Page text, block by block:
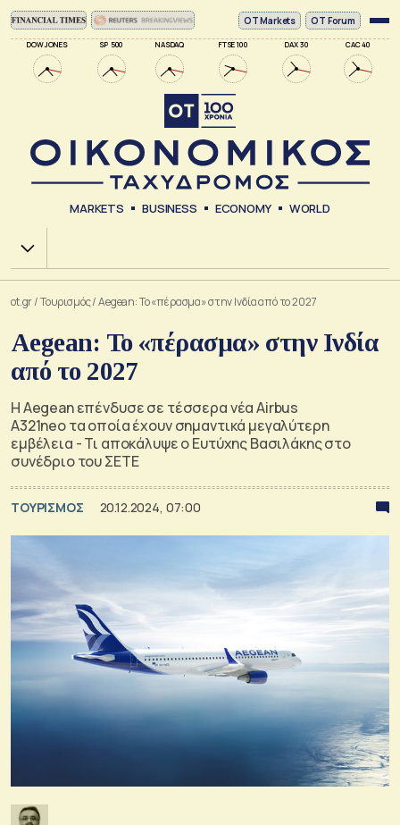
DOW JONES SP 500 NASDAQ FTSE 100 DAX 30 CAC 40
ΟΤ Markets OT Forum
MARKETS BUSINESS ECONOMY WORLD
Χ.Α.
ot.gr/Τουρισμός/Aegean: Το «πέρασμα» στην Ινδία από το 2027
Aegean: Το «πέρασμα» στην Ινδία
από το 2027
H Aegean επένδυσε σε τέσσερα νέα Airbus
A321neo τα οποία έχουν σημαντικά μεγαλύτερη
εμβέλεια - Τι αποκάλυψε ο Ευτύχης Βασιλάκης στο
συνέδριο του ΣΕΤΕ
ΤΟΥΡΙΣΜΟΣ 20.12.2024, 07:00